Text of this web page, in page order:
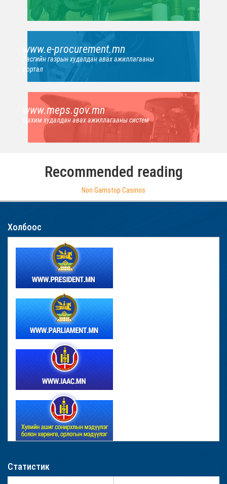
www.e-procurement.mn
Засгийн газрын худалдан авах ажиллагааны
портал
www.meps.gov.mn
Цахим худалдан авах ажиллагааны систем
Recommended reading
Non Gamstop Casinos
Холбоос
Статистик